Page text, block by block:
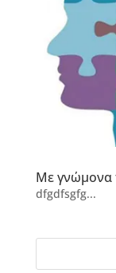
Με γνώμονα
dfgdfsgfg...